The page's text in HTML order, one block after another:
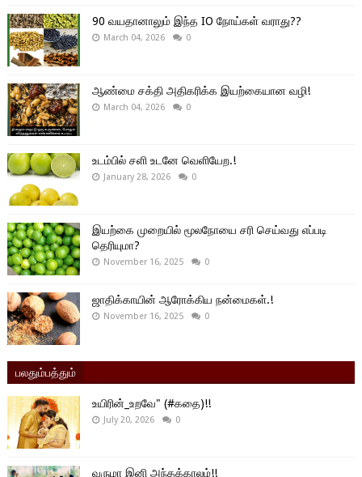
90 வயதானாலும் இந்த IO நோய்கள் வராது??
March 04, 2026 0
ஆண்மை சக்தி அதிகரிக்க இயற்கையான வழி!
March 04, 2026 0
உடம்பில் சளி உடனே வெளியேற.!
January 28, 2026 0
இயற்கை முறையில் மூலநோயை சரி செய்வது எப்படி
தெரியுமா?
November 16, 2025 0
ஜாதிக்காயின் ஆரோக்கிய நன்மைகள்.!
November 16, 2025 0
பலதும்பத்தும்
உயிரின்_உறவே" (#கதை)!!
July 20, 2026 0
வருமா இனி அந்தக்காலம்!!